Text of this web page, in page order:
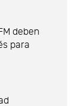
deben
para